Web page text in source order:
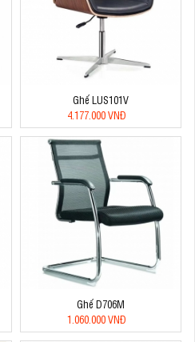
Ghế LUS101V
4.177.000 VNĐ
Ghế D706M
1.060.000 VNĐ